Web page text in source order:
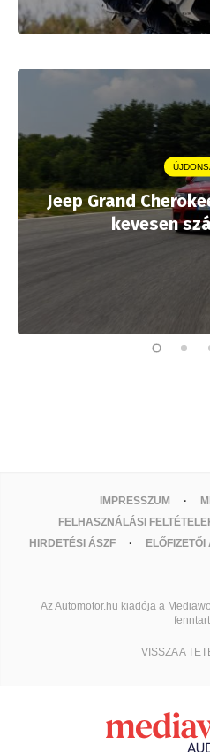
Jeep Grand
kevesen
IMPRESSZUM
FELHASZNÁLÁSI
HIRDETÉSI ÁSZF
ELŐFIZETŐI
Az Automotor.hu kiadója a
VISSZA A